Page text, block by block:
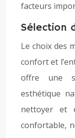
facteurs
Sélection
Le choix des
confort et
offre une
esthétique
nettoyer et
confortable,